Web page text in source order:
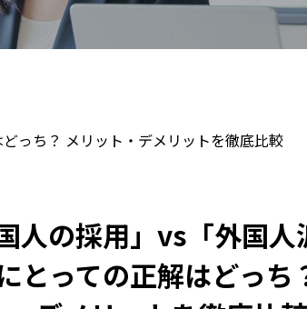
っち？ メリット・デメリットを徹底比較
人の採用」vs「外国人
とっての正解はどっち